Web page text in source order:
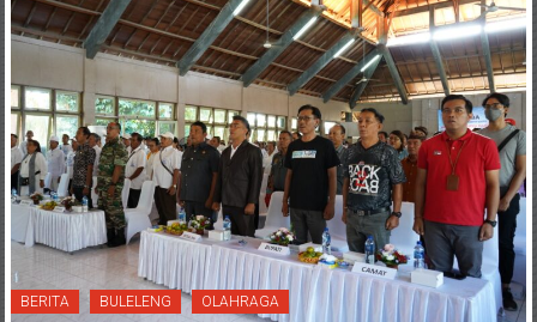
BERITA BULELENG OLAHRAGA